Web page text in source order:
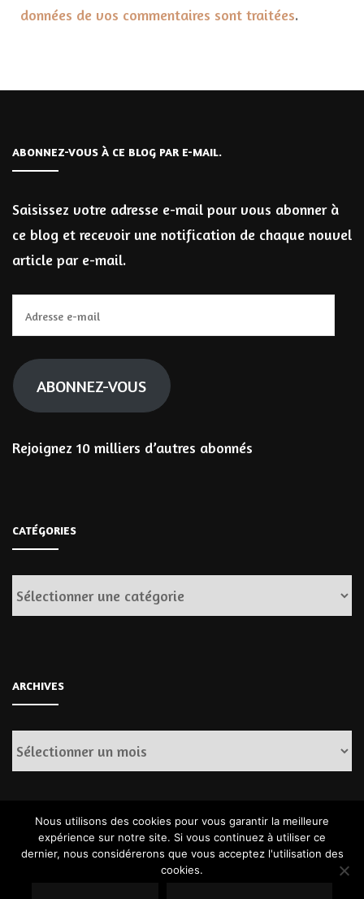
données de vos commentaires sont traitées.
ABONNEZ-VOUS À CE BLOG PAR E-MAIL.
Saisissez votre adresse e-mail pour vous abonner à
ce blog et recevoir une notification de chaque nouvel
article par e-mail.
e-
mail
ABONNEZ-VOUS
Rejoignez 10 milliers d’autres abonnés
CATÉGORIES
Catégories
ARCHIVES
Archives
Nous utilisons des cookies pour vous garantir la meilleure
expérience sur notre site. Si vous continuez à utiliser ce
dernier, nous considérerons que vous acceptez l'utilisation des
cookies.